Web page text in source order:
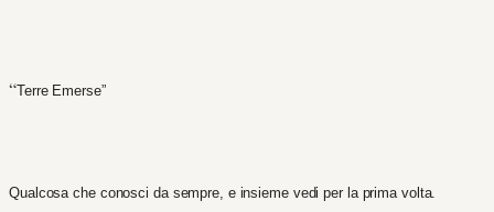
“Terre Emerse”
Qualcosa che conosci da sempre, e insieme vedi per la prima volta.